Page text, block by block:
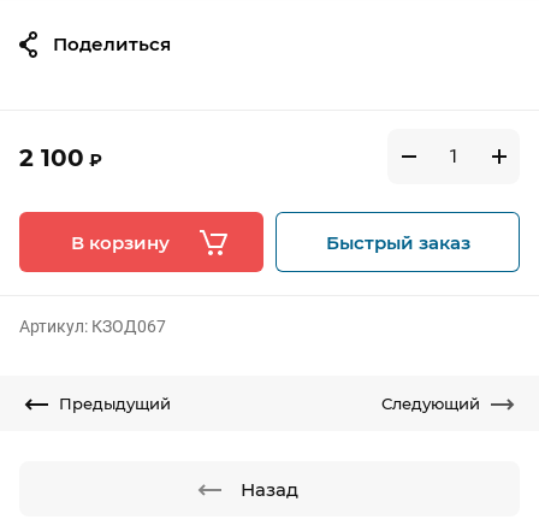
2 100 ₽
В корзину Быстрый заказ
Артикул: КЗОД067
Поделиться
Предыдущий Следующий
Назад